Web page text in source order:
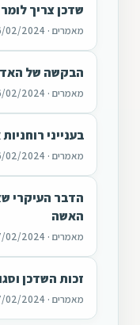
שדכן צריך
מאמרים · 06/02/2024
הבקשה של
מאמרים · 06/02/2024
בענייני
מאמרים · 06/02/2024
הדבר העיקרי
האשה
מאמרים · 07/02/2024
זכות השדכן
מאמרים · 07/02/2024